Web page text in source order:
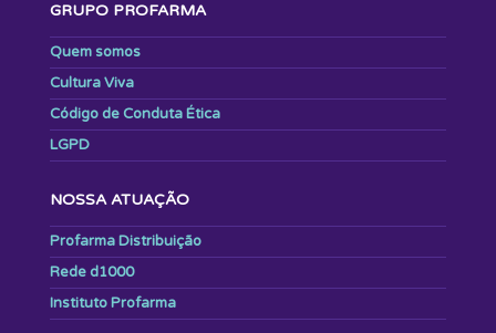
GRUPO PROFARMA
Quem somos
Cultura Viva
Código de Conduta Ética
LGPD
NOSSA ATUAÇÃO
Profarma Distribuição
Rede d1000
Instituto Profarma